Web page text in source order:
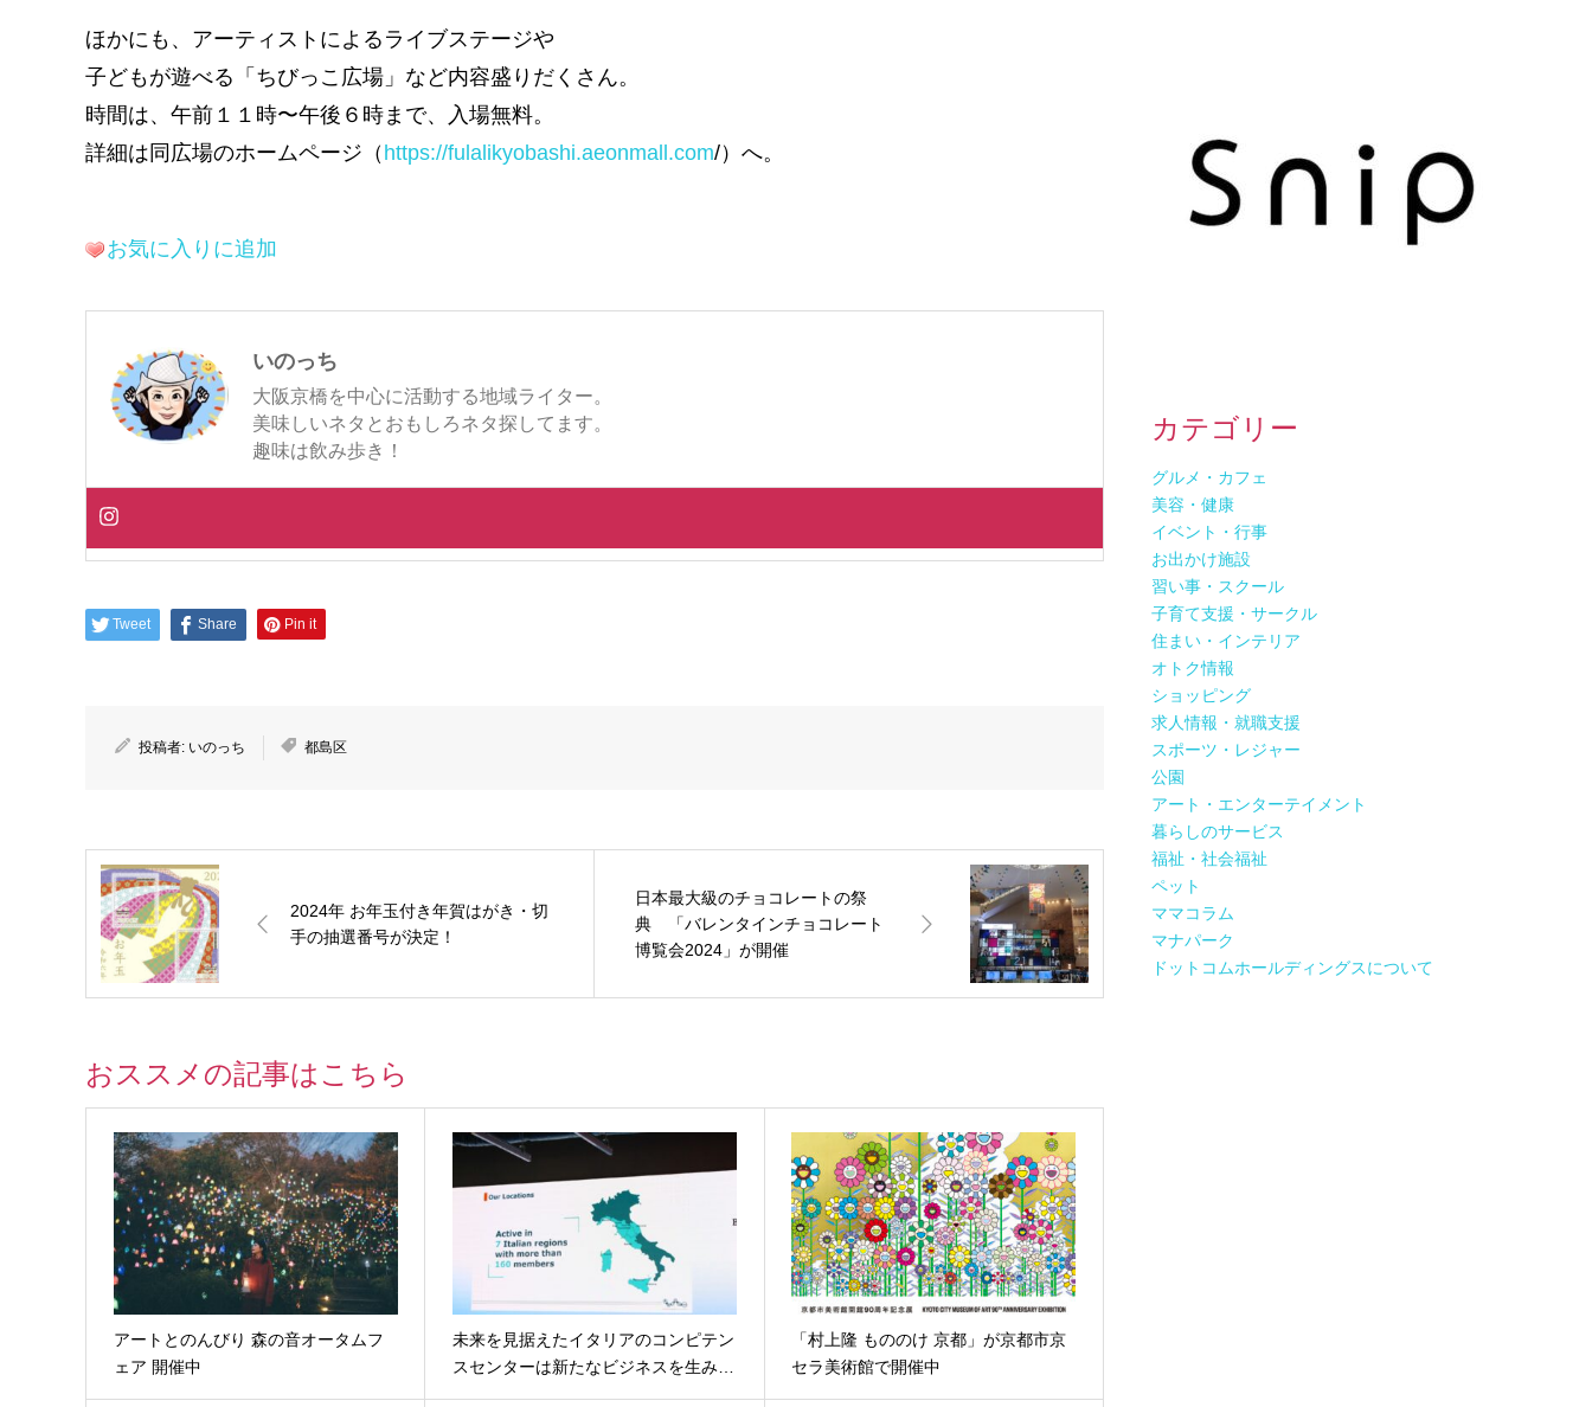
ほかにも、アーティストによるライブステージや
子どもが遊べる「ちびっこ広場」など内容盛りだくさん。
時間は、午前１１時〜午後６時まで、入場無料。
詳細は同広場のホームページ（ https://fulalikyobashi.aeonmall.com/）へ。
お気に入りに追加
いのっち
大阪京橋を中心に活動する地域ライター。
美味しいネタとおもしろネタ探してます。
趣味は飲み歩き！
Tweet Share Pin it
投稿者: いのっち 都島区
2024年 お年玉付き年賀はがき・切
手の抽選番号が決定！
日本最大級のチョコレートの祭
典 「バレンタインチョコレート
博覧会2024」が開催
おススメの記事はこちら
アートとのんびり 森の音オータムフ
ェア 開催中
未来を見据えたイタリアのコンピテン
スセンターは新たなビジネスを生み…
「村上隆 もののけ 京都」が京都市京
セラ美術館で開催中
カテゴリー
グルメ・カフェ
美容・健康
イベント・行事
お出かけ施設
習い事・スクール
子育て支援・サークル
住まい・インテリア
オトク情報
ショッピング
求人情報・就職支援
スポーツ・レジャー
公園
アート・エンターテイメント
暮らしのサービス
福祉・社会福祉
ペット
ママコラム
マナパーク
ドットコムホールディングスについて